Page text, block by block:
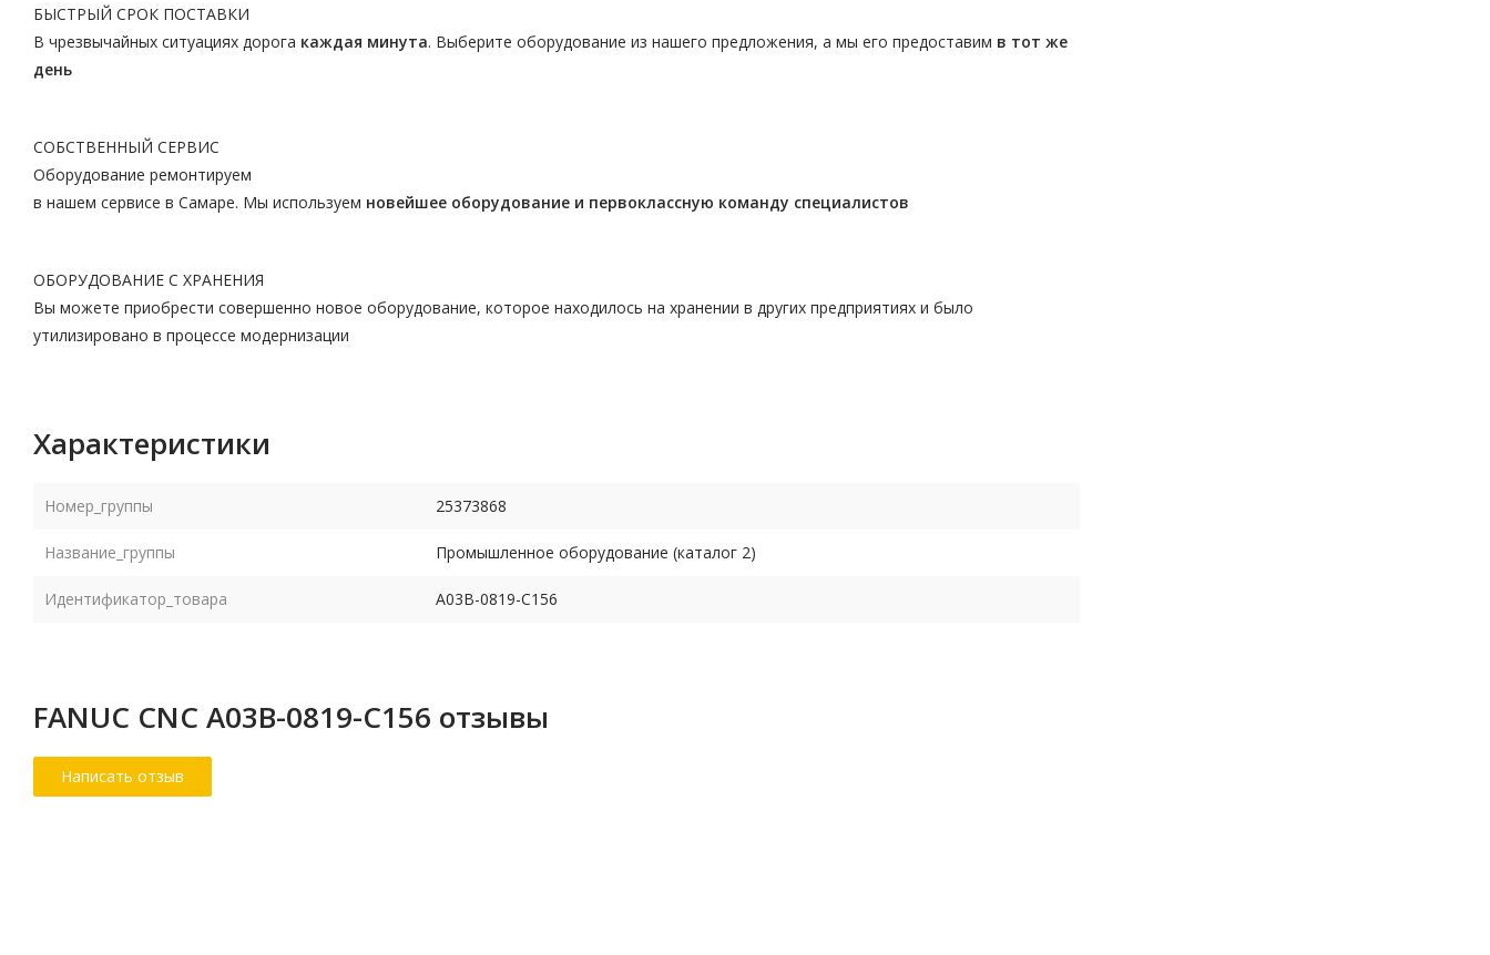
БЫСТРЫЙ СРОК ПОСТАВКИ
В чрезвычайных ситуациях дорога каждая минута. Выберите оборудование из нашего предложения, а мы его предоставим в тот же
день
СОБСТВЕННЫЙ СЕРВИС
Оборудование ремонтируем
в нашем сервисе в Самаре. Мы используем новейшее оборудование и первоклассную команду специалистов
ОБОРУДОВАНИЕ С ХРАНЕНИЯ
Вы можете приобрести совершенно новое оборудование, которое находилось на хранении в других предприятиях и было
утилизировано в процессе модернизации
Характеристики
Номер_группы 25373868
Название_группы Промышленное оборудование (каталог 2)
Идентификатор_товара A03B-0819-C156
FANUC CNC A03B-0819-C156 отзывы